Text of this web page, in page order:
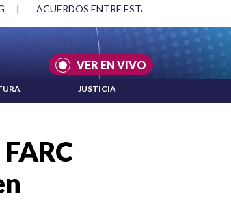
ACUERDOS ENTRE ESTADOS UNIDOS E
VER EN VIVO
| JUSTICIA